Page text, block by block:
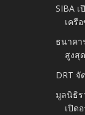
SIBA เ
เครื
ธนาคา
สูงสุ
DRT จั
มูลนิธิ
เปิด